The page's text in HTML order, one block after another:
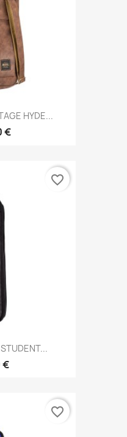
HYDE...
€
€
favorite_border
favorite_border